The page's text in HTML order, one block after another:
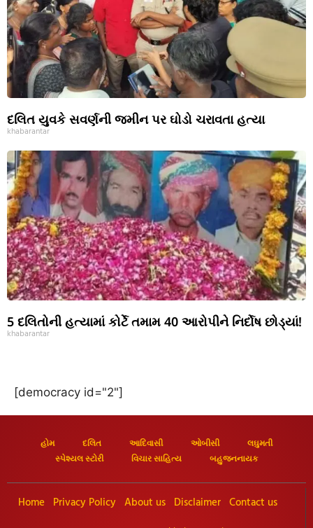
દલિત યુવકે સવર્ણની જમીન પર ઘોડો ચરાવતા હત્યા
khabarantar
5 દલિતોની હત્યામાં કોર્ટે તમામ 40 આરોપીને નિર્દોષ છોડ્યાં!
khabarantar
[democracy id="2"]
હોમ દલિત આદિવાસી ઓબીસી
લઘુમતી
સ્પેશ્યલ સ્ટોરી
વિચાર સાહિત્ય બહુજનનાયક
Home Privacy Policy About us Disclaimer Contact us